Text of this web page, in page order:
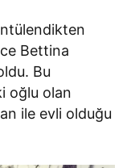
Bettina
Bu
oğlu olan
ile evli olduğu